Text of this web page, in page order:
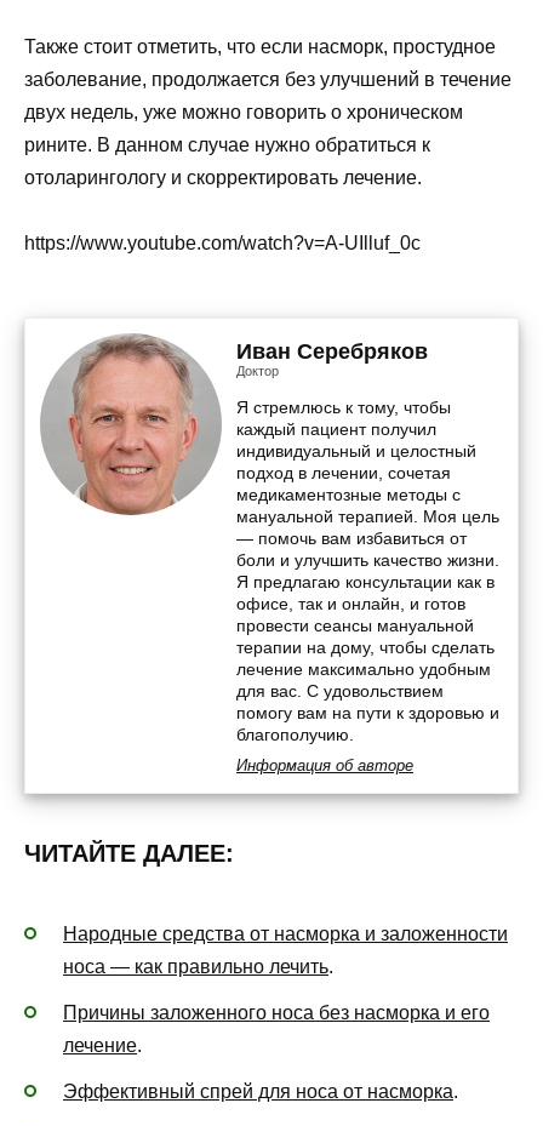
Также стоит отметить, что если насморк, простудное
заболевание, продолжается без улучшений в течение
двух недель, уже можно говорить о хроническом
рините. В данном случае нужно обратиться к
отоларингологу и скорректировать лечение.
https://www.youtube.com/watch?v=A-UIlluf_0c
Иван Серебряков
Доктор
Я стремлюсь к тому, чтобы
каждый пациент получил
индивидуальный и целостный
подход в лечении, сочетая
медикаментозные методы с
мануальной терапией. Моя цель
— помочь вам избавиться от
боли и улучшить качество жизни.
Я предлагаю консультации как в
офисе, так и онлайн, и готов
провести сеансы мануальной
терапии на дому, чтобы сделать
лечение максимально удобным
для вас. С удовольствием
помогу вам на пути к здоровью и
благополучию.
Информация об авторе
ЧИТАЙТЕ ДАЛЕЕ:
Народные средства от насморка и заложенности
носа — как правильно лечить.
Причины заложенного носа без насморка и его
лечение.
Эффективный спрей для носа от насморка.